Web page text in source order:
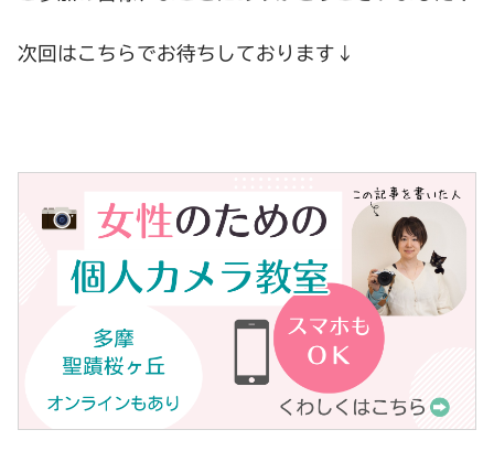
次回はこちらでお待ちしております↓